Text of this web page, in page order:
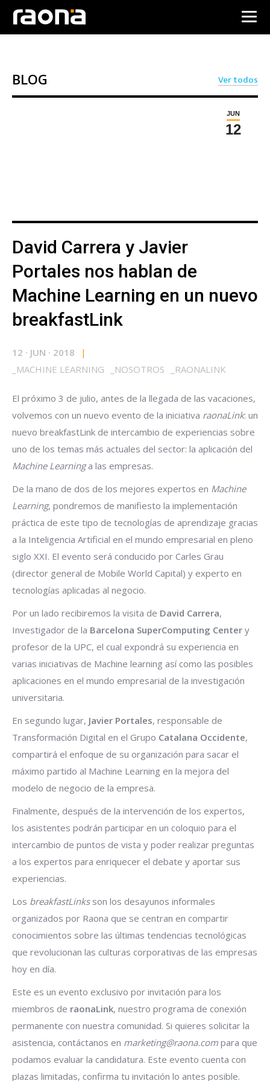
BLOG Ver todos
JUN
12
David Carrera y Javier
Portales nos hablan de
Machine Learning en un nuevo
breakfastLink
12 · JUN · 2018
|
MACHINE LEARNING NOSOTROS RAONALINK
El próximo 3 de julio, antes de la llegada de las vacaciones,
volvemos con un nuevo evento de la iniciativa raonaLink: un
nuevo breakfastLink de intercambio de experiencias sobre
uno de los temas más actuales del sector: la aplicación del
Machine Learninga las empresas.
De la mano de dos de los mejores expertos en Machine
Learning, pondremos de manifiesto la implementación
práctica de este tipo de tecnologías de aprendizaje gracias
a la Inteligencia Artificial en el mundo empresarial en pleno
siglo XXI. El evento será conducido por Carles Grau
(director general de Mobile World Capital) y experto en
tecnologías aplicadas al negocio.
Por un lado recibiremos la visita de David Carrera,
Investigador de la Barcelona SuperComputing Center y
profesor de la UPC, el cual expondrá su experiencia en
varias iniciativas de Machine learning así como las posibles
aplicaciones en el mundo empresarial de la investigación
universitaria.
En segundo lugar, Javier Portales, responsable de
Transformación Digital en el Grupo Catalana Occidente,
compartirá el enfoque de su organización para sacar el
máximo partido al Machine Learning en la mejora del
modelo de negocio de la empresa.
Finalmente, después de la intervención de los expertos,
los asistentes podrán participar en un coloquio para el
intercambio de puntos de vista y poder realizar preguntas
a los expertos para enriquecer el debate y aportar sus
experiencias.
Los breakfastLinksson los desayunos informales
organizados por Raona que se centran en compartir
conocimientos sobre las últimas tendencias tecnológicas
que revolucionan las culturas corporativas de las empresas
hoy en día.
Este es un evento exclusivo por invitación para los
miembros de raonaLink, nuestro programa de conexión
permanente con nuestra comunidad. Si quieres solicitar la
asistencia, contáctanos en marketing@raona.com para que
podamos evaluar la candidatura. Este evento cuenta con
plazas limitadas, confirma tu invitación lo antes posible.